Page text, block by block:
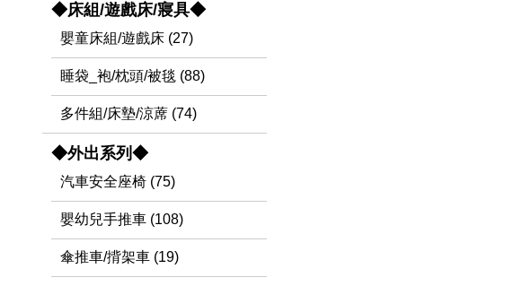
◆床組/遊戲床/寢具◆
嬰童床組/遊戲床 (27)
睡袋_袍/枕頭/被毯 (88)
多件組/床墊/涼蓆 (74)
◆外出系列◆
汽車安全座椅 (75)
嬰幼兒手推車 (108)
傘推車/揹架車 (19)